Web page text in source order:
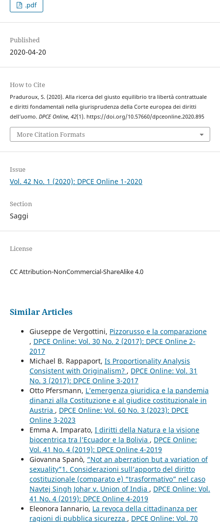
.pdf
Published
2020-04-20
How to Cite
Praduroux, S. (2020). Alla ricerca del giusto equilibrio tra libertà contrattuale
e diritti fondamentali nella giurisprudenza della Corte europea dei diritti
dell’uomo. DPCE Online, 42(1). https://doi.org/10.57660/dpceonline.2020.895
More Citation Formats
Issue
Vol. 42 No. 1 (2020): DPCE Online 1-2020
Section
Saggi
License
CC Attribution-NonCommercial-ShareAlike 4.0
Similar Articles
Giuseppe de Vergottini, Pizzorusso e la comparazione
, DPCE Online: Vol. 30 No. 2 (2017): DPCE Online 2-
2017
Michael B. Rappaport, Is Proportionality Analysis
Consistent with Originalism? , DPCE Online: Vol. 31
No. 3 (2017): DPCE Online 3-2017
Otto Pfersmann, L’emergenza giuridica e la pandemia
dinanzi alla Costituzione e al giudice costituzionale in
Austria , DPCE Online: Vol. 60 No. 3 (2023): DPCE
Online 3-2023
Emma A. Imparato, I diritti della Natura e la visione
biocentrica tra l’Ecuador e la Bolivia , DPCE Online:
Vol. 41 No. 4 (2019): DPCE Online 4-2019
Giovanna Spanò, “Not an aberration but a variation of
sexuality”1. Considerazioni sull’apporto del diritto
costituzionale (comparato e) “trasformativo” nel caso
Navtej Singh Johar v. Union of India , DPCE Online: Vol.
41 No. 4 (2019): DPCE Online 4-2019
Eleonora Iannario, La revoca della cittadinanza per
ragioni di pubblica sicurezza , DPCE Online: Vol. 70